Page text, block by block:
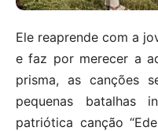
Ele reaprende com a
e faz por merecer a
prisma, as canções
pequenas batalhas
patriótica canção